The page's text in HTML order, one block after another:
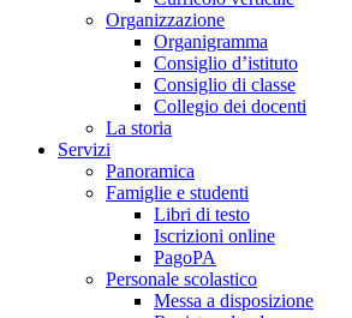
Organizzazione
Organigramma
Consiglio d’istituto
Consiglio di classe
Collegio dei docenti
La storia
Servizi
Panoramica
Famiglie e studenti
Libri di testo
Iscrizioni online
PagoPA
Personale scolastico
Messa a disposizione